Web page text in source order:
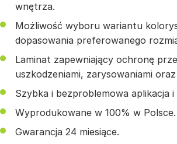
wnętrza.
Możliwość wyboru wariantu
dopasowania preferowanego
Laminat zapewniający ochronę
uszkodzeniami, zarysowaniami
Szybka i bezproblemowa aplikacja i
Wyprodukowane w 100% w Polsce.
Gwarancja 24 miesiące.